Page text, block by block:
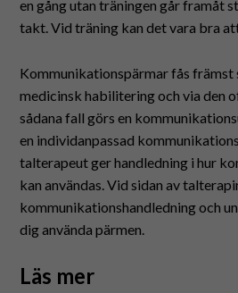
en gång utan träningen går framåt
takt. Vid träning kan det vara bra
Kommunikationspärmar fås främst
medicinsk habilitering och via den
sådana fall görs en
en individanpassad
talterapeut ger handledning i hur
kan användas. Vid sidan av
kommunikationshandledning och
dig använda pärmen.
Läs mer